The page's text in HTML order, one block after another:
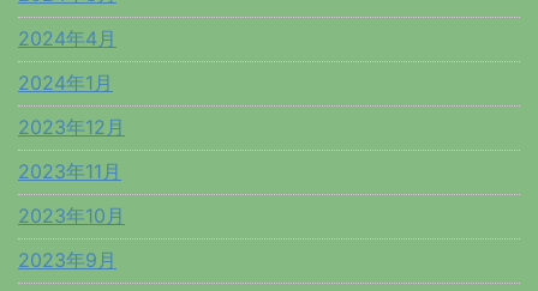
2024年4月
2024年1月
2023年12月
2023年11月
2023年10月
2023年9月